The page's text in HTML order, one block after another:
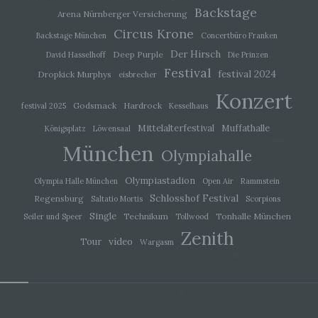
Arena Nürnberger Versicherung Backstage
Backstage München Circus Krone
Concertbüro Franken
David Hasselhoff
Deep Purple Der Hirsch Die Prinzen
Dropkick Murphys eisbrecher Festival festival 2024
festival 2025 Godsmack Hardrock Kesselhaus Konzert
Königsplatz Löwensaal Mittelalterfestival Muffathalle
München Olympiahalle
Olympia Halle München Olympiastadion Open Air Rammstein
Regensburg Saltatio Mortis Schlosshof Festival
Scorpions
Seiler und Speer
Single Technikum Tollwood Tonhalle München
Tour video Wargasm Zenith
Empfänger ist eine natürliche oder juristische
Person, Behörde, Einrichtung oder andere Stelle,
der personenbezogene Daten offengelegt
werden, unabhängig davon, ob es sich bei ihr um
einen Dritten handelt oder nicht. Behörden, die im
Untersuchungsauftrags nach dem Unionsrecht
möglicherweise personenbezogene Daten
erhalten, gelten jedoch nicht als Empfänger.
Dritter ist eine natürliche oder juristische Person,